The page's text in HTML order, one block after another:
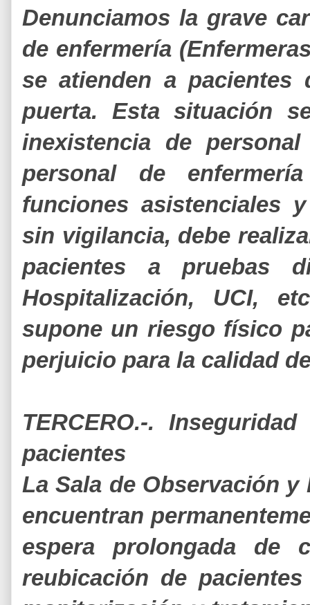
Denunciamos la grave
de enfermería
se atienden a pacientes
puerta. Esta situación
inexistencia de
personal de
funciones asistenciales
sin vigilancia, debe
pacientes a pruebas
Hospitalización, UCI,
supone un riesgo físico
perjuicio para la calidad
TERCERO.-.
pacientes
La Sala de Observación
encuentran
espera prolongada de
reubicación de